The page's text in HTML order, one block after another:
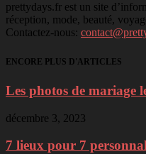
prettydays.fr est un site
réception, mode, beauté,
Contactez-nous:
ENCORE PLUS D'ARTICLES
Les photos de mariage
décembre 3, 2023
7 lieux pour 7